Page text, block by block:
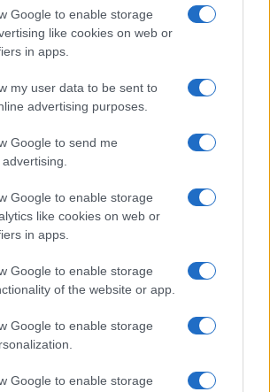
Google to enable storage
like cookies on web or
in apps.
my user data to be sent to
advertising purposes.
Google to send me
Google to enable storage
like cookies on web or
in apps.
Google to enable storage
of the website or app.
Google to enable storage
Google to enable storage
le tue segnalazioni,
tuoi video e le tue foto
Su WhatsApp al numero +39
356 7512
le nostre ultime news
Google News
Pi
n
W
h h